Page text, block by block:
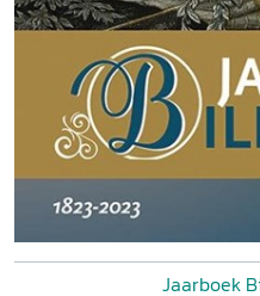
Jaarboek